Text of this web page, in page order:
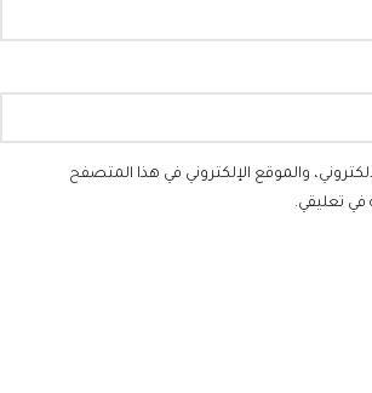
والموقع الإلكتروني في هذا المتصفح
في تعليقي.